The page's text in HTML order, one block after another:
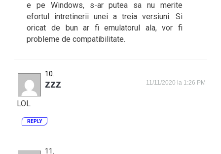
e pe Windows, s-ar putea sa nu merite
efortul intretinerii unei a treia versiuni. Si
oricat de bun ar fi emulatorul ala, vor fi
probleme de compatibilitate.
zzz 11/11/2020 la 1:26 PM
LOL
REPLY